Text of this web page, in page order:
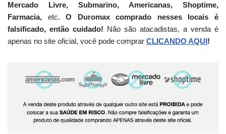
Mercado Livre, Submarino, Americanas, Shoptime,
Farmacia, etc.O Duromax comprado nesses locais é
falsificado, então cuidado! Não são atacadistas, a venda é
apenas no site oficial, você pode comprar CLICANDO AQUI!